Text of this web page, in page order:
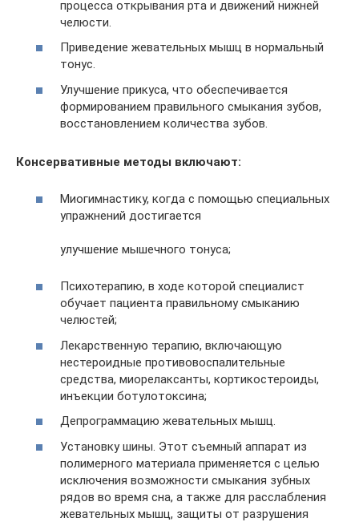
процесса открывания рта и движений нижней
челюсти.
Приведение жевательных мышц в нормальный
тонус.
Улучшение прикуса, что обеспечивается
формированием правильного смыкания зубов,
восстановлением количества зубов.
Консервативные методы включают:
Миогимнастику, когда с помощью специальных
упражнений достигается
улучшение мышечного тонуса;
Психотерапию, в ходе которой специалист
обучает пациента правильному смыканию
челюстей;
Лекарственную терапию, включающую
нестероидные противовоспалительные
средства, миорелаксанты, кортикостероиды,
инъекции ботулотоксина;
Депрограммацию жевательных мышц.
Установку шины. Этот съемный аппарат из
полимерного материала применяется с целью
исключения возможности смыкания зубных
рядов во время сна, а также для расслабления
жевательных мышц, защиты от разрушения